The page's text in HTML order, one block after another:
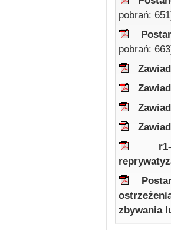
pobrań:
pobrań:
zbywania